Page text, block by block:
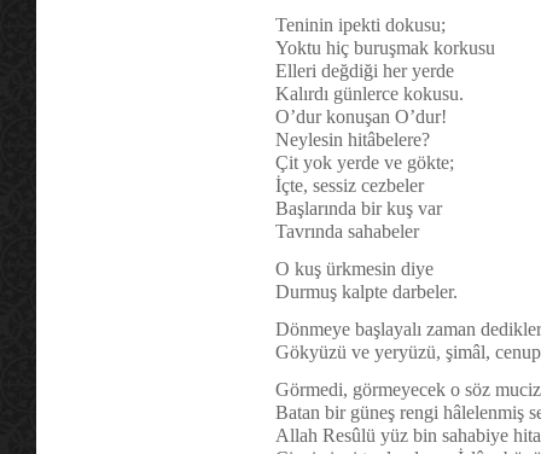
Teninin ipekti dokusu;
Yoktu hiç buruşmak korkusu
Elleri değdiği her yerde
Kalırdı günlerce kokusu.
O’dur konuşan O’dur!
Neylesin hitâbelere?
Çit yok yerde ve gökte;
İçte, sessiz cezbeler
Başlarında bir kuş var
Tavrında sahabeler
O kuş ürkmesin diye
Durmuş kalpte darbeler.
Dönmeye başlayalı zaman
Gökyüzü ve yeryüzü, şimâl,
Görmedi, görmeyecek o söz
Batan bir güneş rengi hâlelenmiş
Allah Resûlü yüz bin sahabiye